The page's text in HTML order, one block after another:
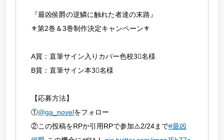
『最凶侯爵の逆鱗に触れた者達の末路』
⚜️第2巻＆3巻制作決定キャンペーン⚜️
A賞：直筆サイン入りカバー色校3⃣名様
B賞：直筆サイン本3⃣名様
【応募方法】
①@ga_novelをフォロー
②この投稿をRPか引用RPで参加⚠️2/24まで#最凶